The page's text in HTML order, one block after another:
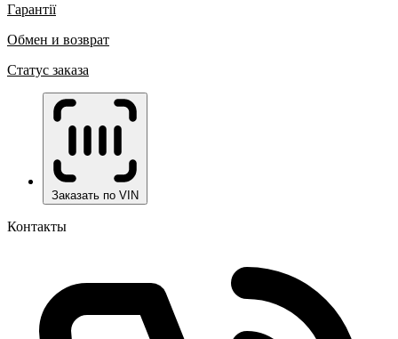
Гарантії
Обмен и возврат
Статус заказа
Заказать по VIN
Контакты